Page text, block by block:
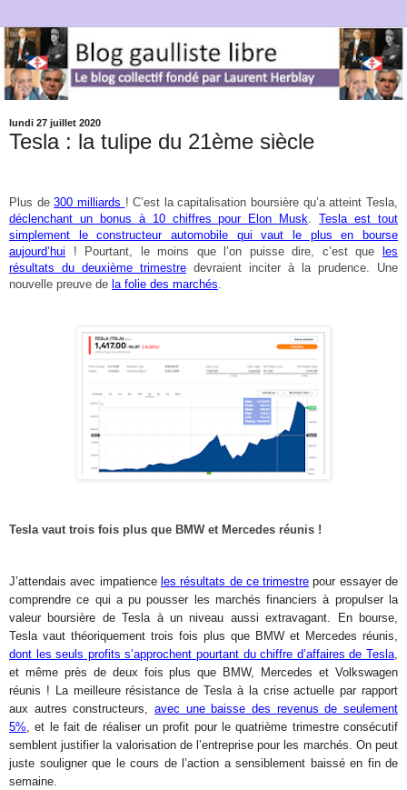
lundi 27 juillet 2020
Tesla : la tulipe du 21ème siècle
Plus de300 milliards ! C’est la capitalisation boursière qu’a atteint Tesla,
déclenchant un bonus à 10 chiffres pour Elon Musk.Tesla est tout
simplement le constructeur automobile qui vaut le plus en bourse
aujourd’hui ! Pourtant, le moins que l’on puisse dire, c’est que
les
résultats du deuxième trimestre devraient inciter à la prudence. Une
nouvelle preuve de la folie des marchés.
Tesla vaut trois fois plus que BMW et Mercedes réunis !
J’attendais avec impatience les résultats de ce trimestre pour essayer de
comprendre ce qui a pu pousser les marchés financiers à propulser la
valeur boursière de Tesla à un niveau aussi extravagant. En bourse,
Tesla vaut théoriquement trois fois plus que BMW et Mercedes réunis,
dont les seuls profits s’approchent pourtant du chiffre d’affaires de Tesla,
et même près de deux fois plus que BMW, Mercedes et Volkswagen
réunis ! La meilleure résistance de Tesla à la crise actuelle par rapport
aux autres constructeurs, avec une baisse des revenus de seulement
5%, et le fait de réaliser un profit pour le quatrième trimestre consécutif
semblent justifier la valorisation de l’entreprise pour les marchés. On peut
juste souligner que le cours de l’action a sensiblement baissé en fin de
semaine.